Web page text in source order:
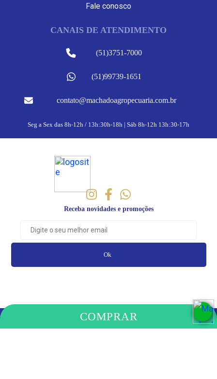
COMPRAR
Fale conosco
CANAIS DE ATENDIMENTO
(51)3751-7000
(51)99739-1651
contato@machadoagropecuaria.com.br
Seg a Sex das 8h-12h / 13h:30h-18h | Sáb 8h-12h 13h:30-17h
Receba novidades e promoções
Ok
PAGAMENTO